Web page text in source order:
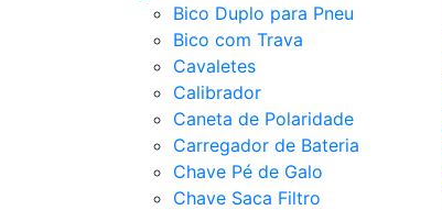
Bico Duplo para Pneu
Bico com Trava
Cavaletes
Calibrador
Caneta de Polaridade
Carregador de Bateria
Chave Pé de Galo
Chave Saca Filtro